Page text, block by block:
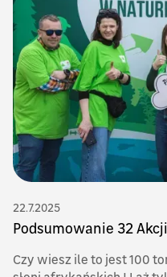
22.7.2025
Podsumowanie 32
Czy wiesz ile to jest 100